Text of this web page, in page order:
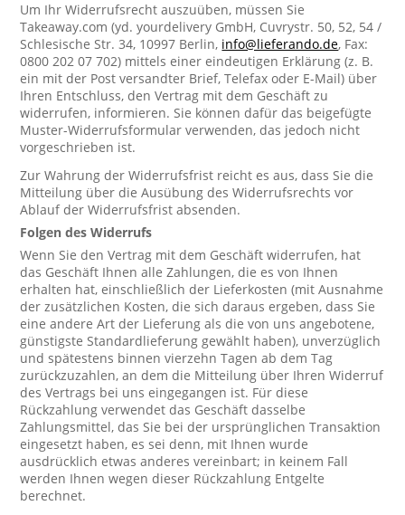
Um Ihr Widerrufsrecht auszuüben, müssen Sie
Takeaway.com (yd. yourdelivery GmbH, Cuvrystr. 50, 52, 54 /
Schlesische Str. 34, 10997 Berlin, info@lieferando.de, Fax:
0800 202 07 702) mittels einer eindeutigen Erklärung (z. B.
ein mit der Post versandter Brief, Telefax oder E-Mail) über
Ihren Entschluss, den Vertrag mit dem Geschäft zu
widerrufen, informieren. Sie können dafür das beigefügte
Muster-Widerrufsformular verwenden, das jedoch nicht
vorgeschrieben ist.
Zur Wahrung der Widerrufsfrist reicht es aus, dass Sie die
Mitteilung über die Ausübung des Widerrufsrechts vor
Ablauf der Widerrufsfrist absenden.
Folgen des Widerrufs
Wenn Sie den Vertrag mit dem Geschäft widerrufen, hat
das Geschäft Ihnen alle Zahlungen, die es von Ihnen
erhalten hat, einschließlich der Lieferkosten (mit Ausnahme
der zusätzlichen Kosten, die sich daraus ergeben, dass Sie
eine andere Art der Lieferung als die von uns angebotene,
günstigste Standardlieferung gewählt haben), unverzüglich
und spätestens binnen vierzehn Tagen ab dem Tag
zurückzuzahlen, an dem die Mitteilung über Ihren Widerruf
des Vertrags bei uns eingegangen ist. Für diese
Rückzahlung verwendet das Geschäft dasselbe
Zahlungsmittel, das Sie bei der ursprünglichen Transaktion
eingesetzt haben, es sei denn, mit Ihnen wurde
ausdrücklich etwas anderes vereinbart; in keinem Fall
werden Ihnen wegen dieser Rückzahlung Entgelte
berechnet.